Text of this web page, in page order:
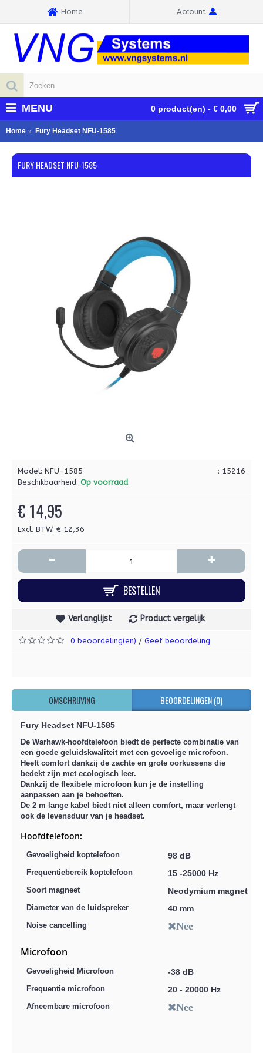
Home Account
0 product(en) - € 0,00
MENU
Home Fury Headset NFU-1585
FURY HEADSET NFU-1585
: 15216
Model: NFU-1585
Beschikbaarheid: Op voorraad
€ 14,95
Excl. BTW: € 12,36
- +
BESTELLEN
Verlanglijst Product vergelijk
0 beoordeling(en) / Geef beoordeling
OMSCHRIJVING BEOORDELINGEN (0)
Fury Headset NFU-1585
De Warhawk-hoofdtelefoon biedt de perfecte combinatie van
een goede geluidskwaliteit met een gevoelige microfoon.
Heeft comfort dankzij de zachte en grote oorkussens die
bedekt zijn met ecologisch leer.
Dankzij de flexibele microfoon kun je de instelling
aanpassen aan je behoeften.
De 2 m lange kabel biedt niet alleen comfort, maar verlengt
ook de levensduur van je headset.
Hoofdtelefoon:
Gevoeligheid koptelefoon 98 dB
Frequentiebereik koptelefoon 15 -25000 Hz
Soort magneet Neodymium magnet
Diameter van de luidspreker 40 mm
Noise cancelling Nee
Microfoon
Gevoeligheid Microfoon -38 dB
Frequentie microfoon 20 - 20000 Hz
Afneembare microfoon Nee